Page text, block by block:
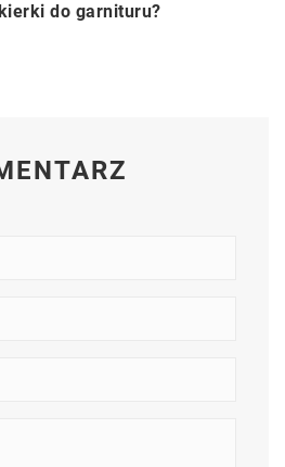
do garnituru?